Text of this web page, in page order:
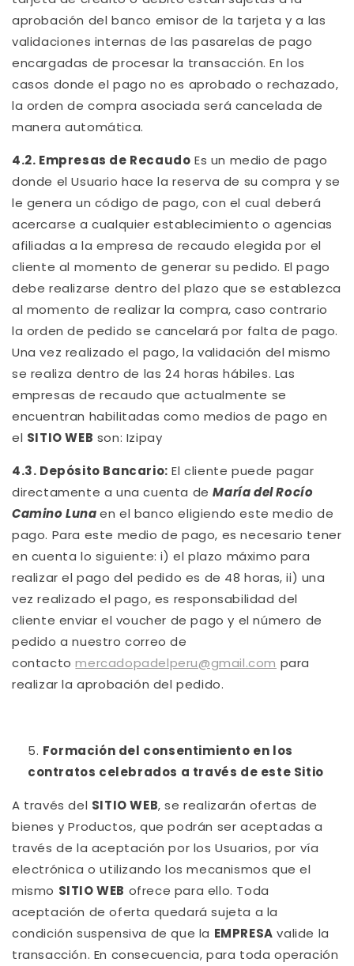
aprobación del banco emisor de la tarjeta y a las
validaciones internas de las pasarelas de pago
encargadas de procesar la transacción. En los
casos donde el pago no es aprobado o rechazado,
la orden de compra asociada será cancelada de
manera automática.
4.2. Empresas de Recaudo Es un medio de pago
donde el Usuario hace la reserva de su compra y se
le genera un código de pago, con el cual deberá
acercarse a cualquier establecimiento o agencias
afiliadas a la empresa de recaudo elegida por el
cliente al momento de generar su pedido. El pago
debe realizarse dentro del plazo que se establezca
al momento de realizar la compra, caso contrario
la orden de pedido se cancelará por falta de pago.
Una vez realizado el pago, la validación del mismo
se realiza dentro de las 24 horas hábiles. Las
empresas de recaudo que actualmente se
encuentran habilitadas como medios de pago en
el SITIO WEB son: Izipay
4.3. Depósito Bancario: El cliente puede pagar
directamente a una cuenta deMaría del Rocío
Camino Lunaen el banco eligiendo este medio de
pago. Para este medio de pago, es necesario tener
en cuenta lo siguiente: i) el plazo máximo para
realizar el pago del pedido es de 48 horas, ii) una
vez realizado el pago, es responsabilidad del
cliente enviar el voucher de pago y el número de
pedido a nuestro correo de
contactomercadopadelperu@gmail.com para
realizar la aprobación del pedido.
Formación del consentimiento en los
contratos celebrados a través de este Sitio
A través del SITIO WEB, se realizarán ofertas de
bienes y Productos, que podrán ser aceptadas a
través de la aceptación por los Usuarios, por vía
electrónica o utilizando los mecanismos que el
mismo SITIO WEB ofrece para ello. Toda
aceptación de oferta quedará sujeta a la
condición suspensiva de que la EMPRESA valide la
transacción. En consecuencia, para toda operación